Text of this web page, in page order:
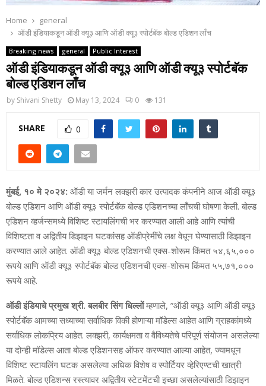
Home
general
ऑडी इंडियाकडून ऑडी क्‍यू३ आणि ऑडी क्‍यू३ स्‍पोर्टबॅक बोल्‍ड एडिशन लाँच
Breaking news general Public Interest
ऑडी इंडियाकडून ऑडी क्‍यू३ आणि ऑडी क्‍यू३ स्‍पोर्टबॅक
बोल्‍ड एडिशन लाँच
by Shivani Shetty May 13, 2024 0 131
SHARE 0
मुंबई, १० मे २०२४: ऑडी या जर्मन लक्‍झरी कार उत्‍पादक कंपनीने आज ऑडी क्‍यू३
बोल्‍ड एडिशन आणि ऑडी क्‍यू३ स्‍पोर्टबॅक बोल्‍ड एडिशनच्‍या लाँचची घोषणा केली. बोल्‍ड
एडिशन व्‍हर्जन्‍समध्‍ये विशिष्‍ट स्‍टायलिंगची भर करण्‍यात आली आहे आणि त्‍यांची
विशिष्‍टता व अद्वितीय डिझाइन घटकांसह ऑडीप्रेमींचे लक्ष वेधून घेण्‍यासाठी डिझाइन
करण्‍यात आले आहेत. ऑडी क्‍यू३ बोल्‍ड एडिशनची एक्‍स-शोरूम किंमत ५४,६५,०००
रूपये आणि ऑडी क्‍यू३ स्‍पोर्टबॅक बोल्‍ड एडिशनची एक्‍स-शोरूम किंमत ५५,७१,०००
रूपये आहे.
ऑडी इंडियाचे प्रमुख श्री. बलबीर सिंग धिल्‍लोंम्‍हणाले, ”ऑडी क्‍यू३ आणि ऑडी क्‍यू३
स्‍पोर्टबॅक आमच्‍या सध्‍याच्‍या सर्वाधिक विकी होणाऱ्या मॉडेल्‍स आहेत आणि ग्राहकांमध्‍ये
सर्वाधिक लोकप्रिय आहेत. लक्‍झरी, कार्यक्षमता व वैविध्‍यतेचे परिपूर्ण संयोजन असलेल्या
या दोन्‍ही मॉडेल्‍स आता बोल्‍ड एडिशनसह ऑफर करण्‍यात आल्या आहेत, ज्‍यामधून
विशिष्‍ट स्‍टायलिंग घटक असलेल्या अधिक विशेष व स्‍पोर्टियर व्‍हेरिएण्‍टची खात्री
मिळते. बोल्‍ड एडिशन्‍स रस्‍त्‍यावर अद्वितीय स्‍टेटमेंटची इच्‍छा असलेल्‍यांसाठी डिझाइन